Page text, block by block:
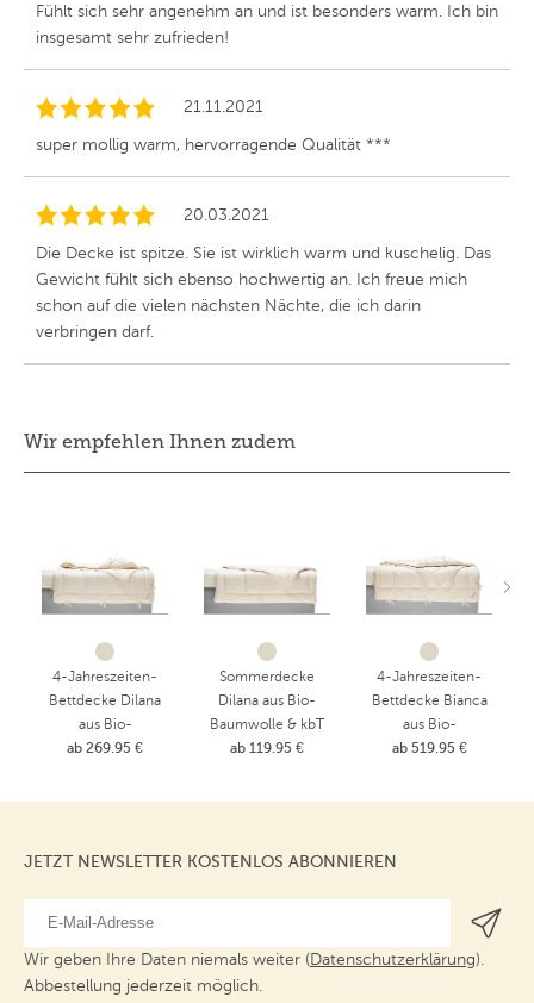
Fühlt sich sehr angenehm an und ist besonders warm. Ich bin
insgesamt sehr zufrieden!
21.11.2021
super mollig warm, hervorragende Qualität ***
20.03.2021
Die Decke ist spitze. Sie ist wirklich warm und kuschelig. Das
Gewicht fühlt sich ebenso hochwertig an. Ich freue mich
schon auf die vielen nächsten Nächte, die ich darin
verbringen darf.
Wir empfehlen Ihnen zudem
4-Jahreszeiten-
Bettdecke Dilana
aus Bio-
Baumwolle & kbT
ab 269.95 €
Sommerdecke
Dilana aus Bio-
Baumwolle & kbT
Schurwolle
ab 119.95 €
4-Jahreszeiten-
Bettdecke Bianca
aus Bio-
Baumwolle
ab 519.95 €
JETZT NEWSLETTER KOSTENLOS ABONNIEREN
Wir geben Ihre Daten niemals weiter (Datenschutzerklärung).
Abbestellung jederzeit möglich.